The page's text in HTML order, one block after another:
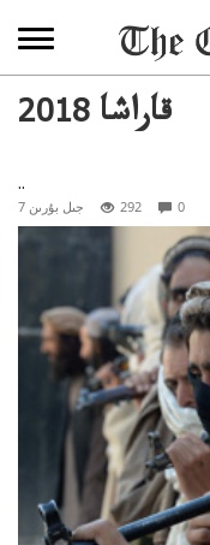
2018 قاراشا
..
7 جىل بۇرىن 292 0